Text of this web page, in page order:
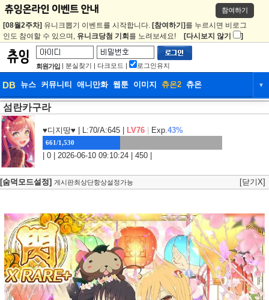
참여하기
[08월2주차] 유니크뽑기 이벤트를 시작합니다. [참여하기] 를 누르시면 비로그
인도 참여할 수 있으며, 유니크당첨 기회 를 노려보세요! [다시보지 않기 ]
회원가입 | 분실찾기 | 다크모드 | 로그인유지
DB 뉴스 커뮤니티 애니만화 웹툰 이미지 츄온2 츄온 ▼
DB
웹툰 이미지 츄온2
섬란카구라
♥디지땅♥ | L:70/A:645 | LV76 Exp.43%
661/1,530
| 0 | 2026-06-10 09:10:24 | 450 |
[숨덕모드설정] 게시판최상단항상설정가능 [닫기X]